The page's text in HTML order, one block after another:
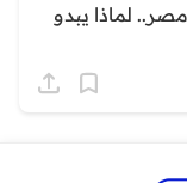
لماذا يبدو